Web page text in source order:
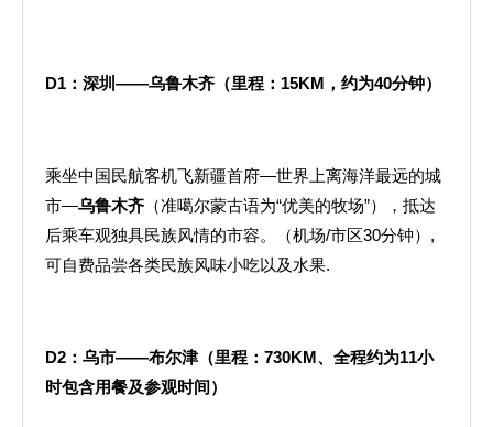
D1 ：深圳——乌鲁木齐（里程： 15KM ，约为40分钟）
乘坐中国民航客机飞新疆首府—世界上离海洋最远的城
市—乌鲁木齐 （准噶尔蒙古语为“优美的牧场”），抵达
后乘车观独具民族风情的市容。（机场/市区30分钟）,
可自费品尝各类民族风味小吃以及水果.
D2 ：乌市——布尔津（里程： 730KM、全程约为11小
时包含用餐及参观时间）